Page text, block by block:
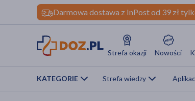
Darmowa dostawa z InPost od 39 zł
Strefa okazji Nowości
KATEGORIE Strefa wiedzy